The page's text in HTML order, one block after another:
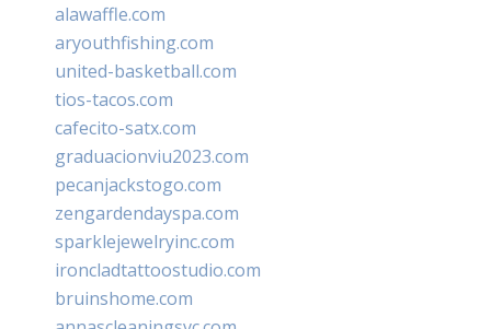
alawaffle.com
aryouthfishing.com
united-basketball.com
tios-tacos.com
cafecito-satx.com
graduacionviu2023.com
pecanjackstogo.com
zengardendayspa.com
sparklejewelryinc.com
ironcladtattoostudio.com
bruinshome.com